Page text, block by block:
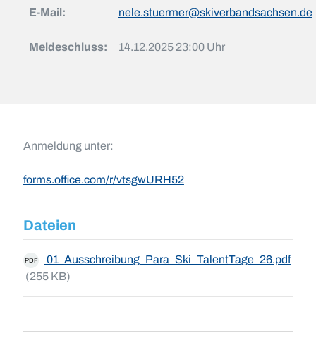
E-Mail: nele.stuermer@skiverbandsachsen.de
Meldeschluss: 14.12.2025 23:00 Uhr
Anmeldung unter:
forms.office.com/r/vtsgwURH52
Dateien
PDF
01_Ausschreibung_Para_Ski_TalentTage_26.pdf
(255 KB)